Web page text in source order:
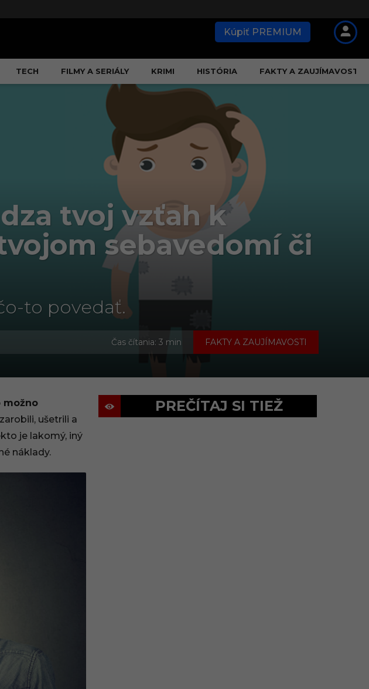
Kúpiť PREMIUM
TECH FILMY A SERIÁLY KRIMI HISTÓRIA FAKTY A ZAUJÍMAVOSTI
tvoj vzťah k
sebavedomí či
to povedať.
Čas čítania: 3 min FAKTY A ZAUJÍMAVOSTI
možno
ušetrili a
je lakomý, iný
náklady.
PREČÍTAJ SI TIEŽ